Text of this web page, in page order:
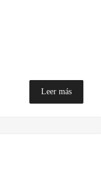
Leer más